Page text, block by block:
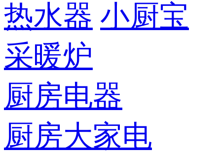
热水器 小厨宝
采暖炉
厨房电器
厨房大家电